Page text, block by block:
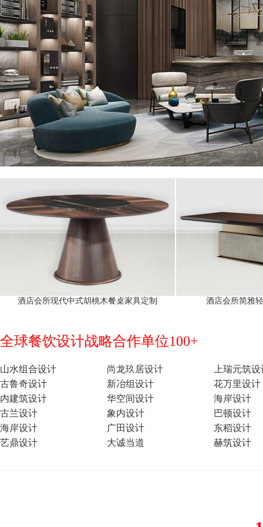
酒店会所现代中式胡桃木餐桌家具定制 酒店会所简雅
全球餐饮设计战略合作单位100+
山水组合设计 尚龙玖居设计
上瑞元筑
古鲁奇设计
新冶组设计
花万里设计
内建筑设计
华空间设计
海岸设计
古兰设计
象内设计
巴顿设计
海岸设计
广田设计
东稻设计
艺鼎设计
大诚当道 赫筑设计